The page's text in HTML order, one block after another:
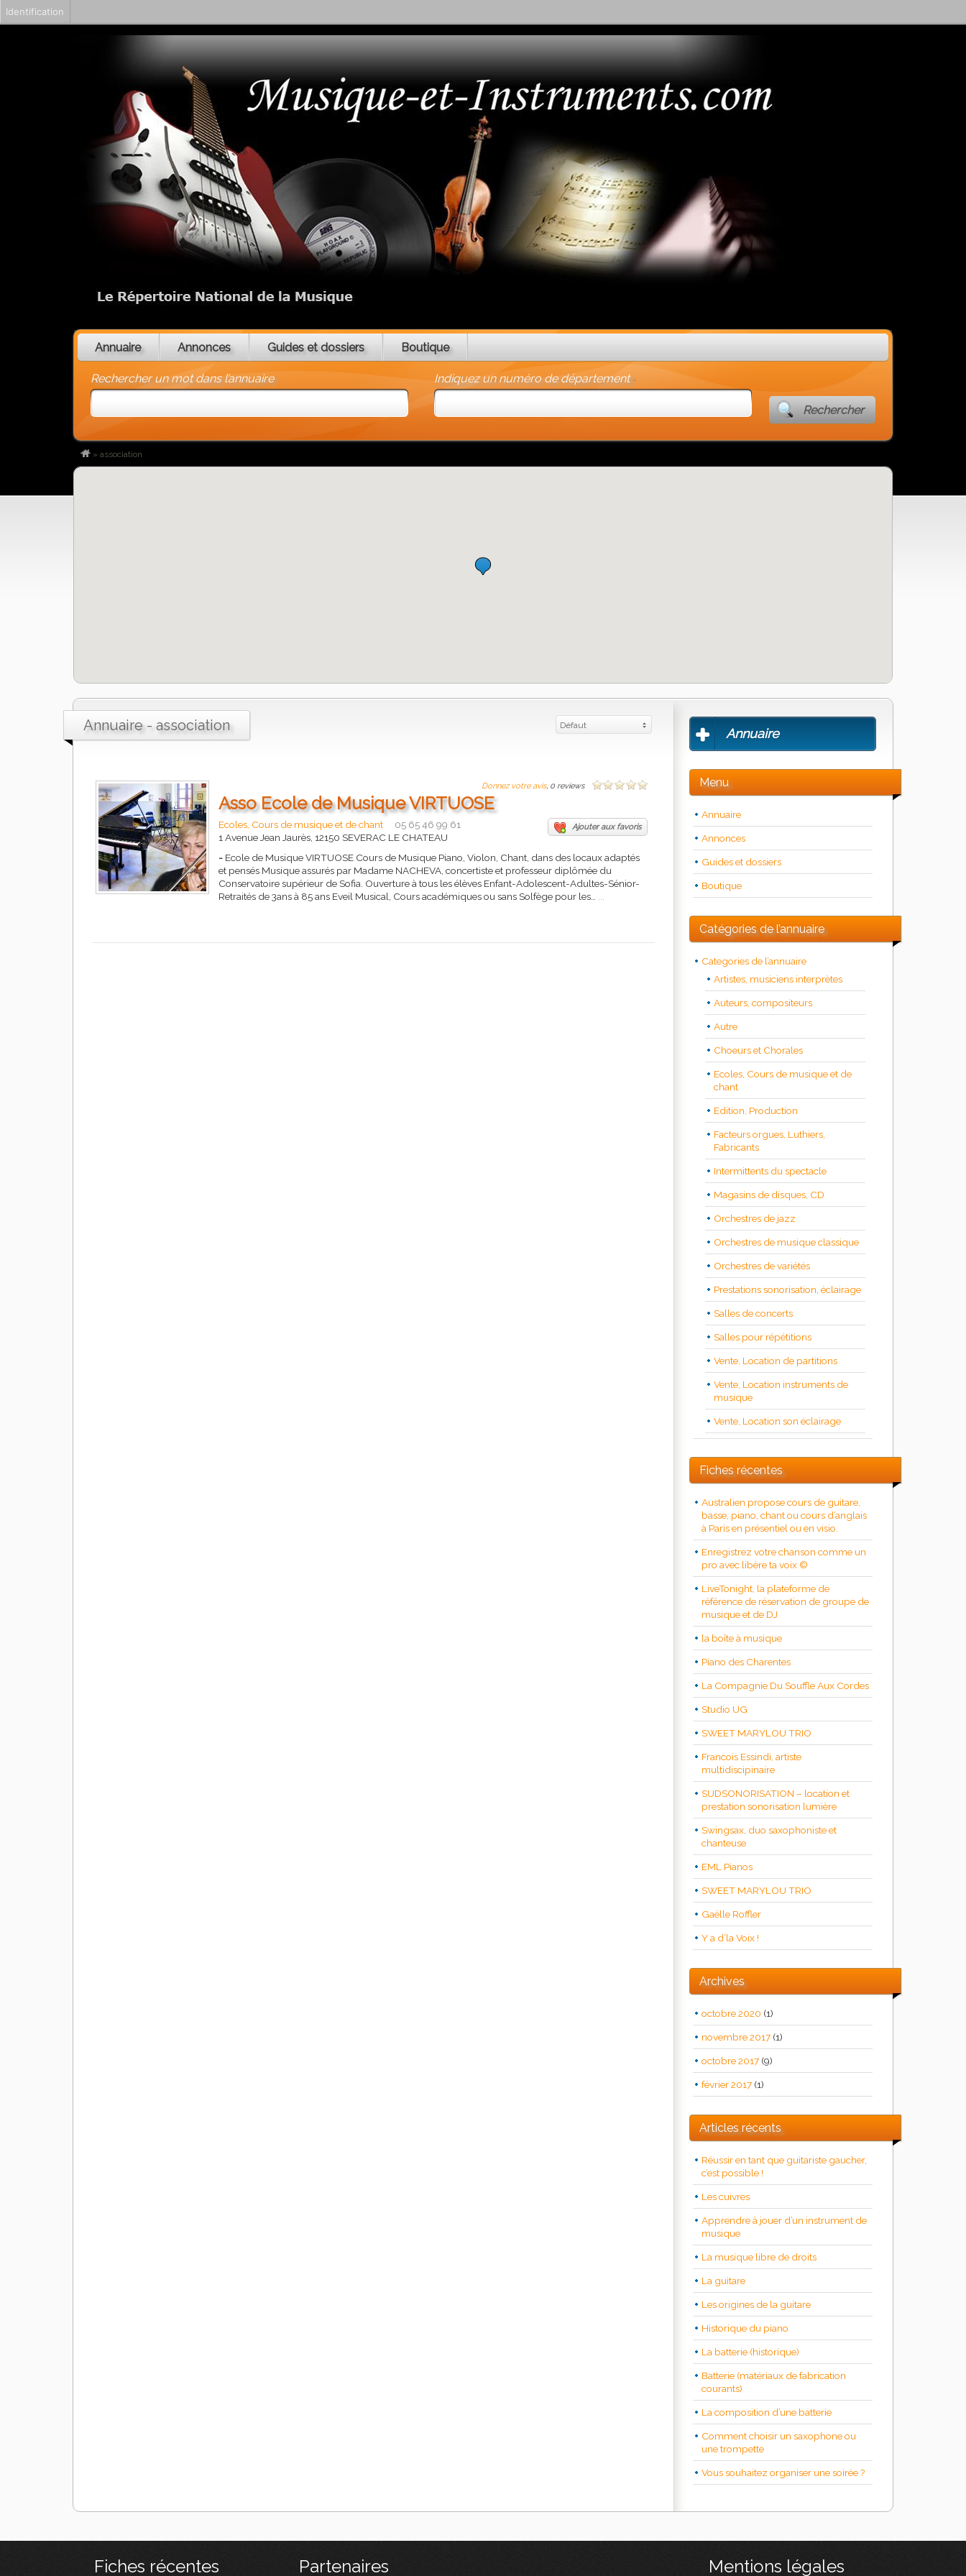
Annuaire Annonces Guides et dossiers Boutique
Rechercher un mot dans l’annuaire Indiquez un numéro de département -
Rechercher
» association
Annuaire - association Défaut
Donnez votre avis, 0 reviews
Asso Ecole de Musique VIRTUOSE
Ecoles, Cours de musique et de chant Ajouter aux favoris
05 65 46 99 61
1 Avenue Jean Jaurès, 12150 SEVERAC LE CHATEAU
- Ecole de Musique VIRTUOSE Cours de Musique Piano, Violon, Chant, dans des locaux adaptés
et pensés Musique assurés par Madame NACHEVA, concertiste et professeur diplômée du
Conservatoire supérieur de Sofia. Ouverture à tous les élèves Enfant-Adolescent-Adultes-Sénior-
Retraités de 3ans à 85 ans Eveil Musical, Cours académiques ou sans Solfège pour les…
Annuaire
Menu
Annuaire
Annonces
Guides et dossiers
Boutique
Catégories de l’annuaire
Categories de l’annuaire
Artistes, musiciens interprètes
Auteurs, compositeurs
Autre
Choeurs et Chorales
Ecoles, Cours de musique et de
chant
Edition, Production
Facteurs orgues, Luthiers,
Fabricants
Intermittents du spectacle
Magasins de disques, CD
Orchestres de jazz
Orchestres de musique classique
Orchestres de variétés
Prestations sonorisation, éclairage
Salles de concerts
Salles pour répétitions
Vente, Location de partitions
Vente, Location instruments de
musique
Vente, Location son éclairage
Fiches récentes
Australien propose cours de guitare,
basse, piano, chant ou cours d’anglais
à Paris en présentiel ou en visio.
Enregistrez votre chanson comme un
pro avec libère ta voix ©
LiveTonight, la plateforme de
référence de réservation de groupe de
musique et de DJ
la boîte à musique
Piano des Charentes
La Compagnie Du Souffle Aux Cordes
Studio UG
SWEET MARYLOU TRIO
Francois Essindi, artiste
multidiscipinaire
SUDSONORISATION – location et
prestation sonorisation lumière
Swingsax, duo saxophoniste et
chanteuse
EML Pianos
SWEET MARYLOU TRIO
Gaëlle Roffler
Y a d’la Voix !
Archives
octobre 2020 (1)
novembre 2017 (1)
octobre 2017 (9)
février 2017 (1)
Articles récents
Réussir en tant que guitariste gaucher,
c’est possible !
Les cuivres
Apprendre à jouer d’un instrument de
musique
La musique libre de droits
La guitare
Les origines de la guitare
Historique du piano
La batterie (historique)
Batterie (matériaux de fabrication
courants)
La composition d’une batterie
Comment choisir un saxophone ou
une trompette
Vous souhaitez organiser une soirée ?
Fiches récentes Partenaires Mentions légales
Identification